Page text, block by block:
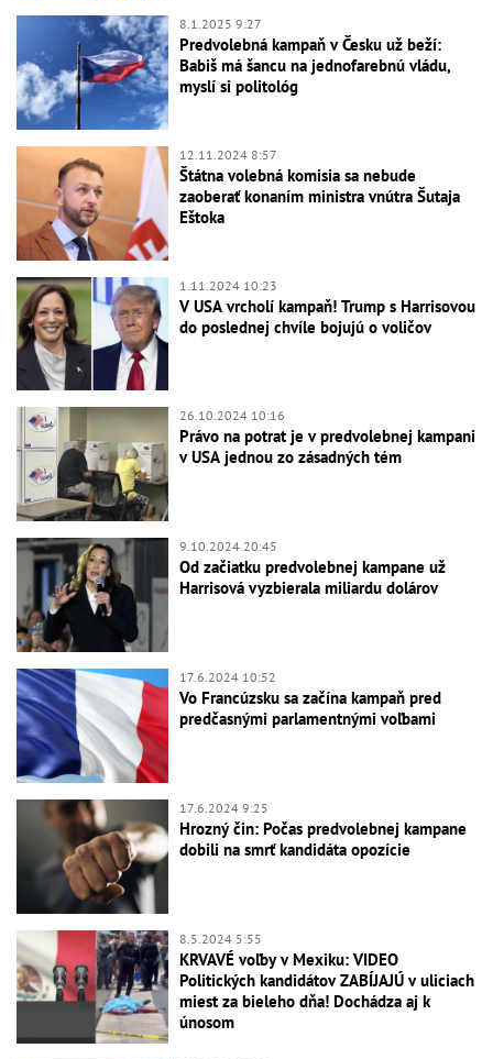
8.1.2025 9:27
Predvolebná kampaň v Česku už beží:
Babiš má šancu na jednofarebnú vládu,
myslí si politológ
12.11.2024 8:57
Štátna volebná komisia sa nebude
zaoberať konaním ministra vnútra Šutaja
Eštoka
1.11.2024 10:23
V USA vrcholí kampaň! Trump s Harrisovou
do poslednej chvíle bojujú o voličov
26.10.2024 10:16
Právo na potrat je v predvolebnej kampani
v USA jednou zo zásadných tém
9.10.2024 20:45
Od začiatku predvolebnej kampane už
Harrisová vyzbierala miliardu dolárov
17.6.2024 10:52
Vo Francúzsku sa začína kampaň pred
predčasnými parlamentnými voľbami
17.6.2024 9:25
Hrozný čin: Počas predvolebnej kampane
dobili na smrť kandidáta opozície
8.5.2024 5:55
KRVAVÉ voľby v Mexiku: VIDEO
Politických kandidátov ZABÍJAJÚ v uliciach
miest za bieleho dňa! Dochádza aj k
únosom